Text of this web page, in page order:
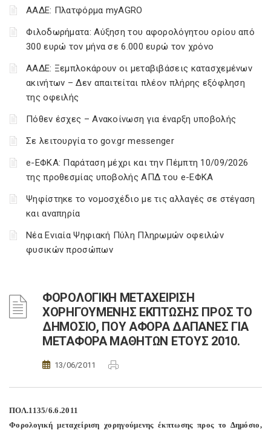
ΑΑΔΕ: Πλατφόρμα myAGRO
Φιλοδωρήματα: Αύξηση του αφορολόγητου ορίου από
300 ευρώ τον μήνα σε 6.000 ευρώ τον χρόνο
ΑΑΔΕ: Ξεμπλοκάρουν οι μεταβιβάσεις κατασχεμένων
ακινήτων – Δεν απαιτείται πλέον πλήρης εξόφληση
της οφειλής
Πόθεν έσχες – Ανακοίνωση για έναρξη υποβολής
Σε λειτουργία το gov.gr messenger
e-ΕΦΚΑ: Παράταση μέχρι και την Πέμπτη 10/09/2026
της προθεσμίας υποβολής ΑΠΔ του e-ΕΦΚΑ
Ψηφίστηκε το νομοσχέδιο με τις αλλαγές σε στέγαση
και αναπηρία
Νέα Ενιαία Ψηφιακή Πύλη Πληρωμών οφειλών
φυσικών προσώπων
ΦΟΡΟΛΟΓΙΚΗ ΜΕΤΑΧΕΙΡΙΣΗ
ΧΟΡΗΓΟΥΜΕΝΗΣ ΕΚΠΤΩΣΗΣ ΠΡΟΣ ΤΟ
ΔΗΜΟΣΙΟ, ΠΟΥ ΑΦΟΡΑ ΔΑΠΑΝΕΣ ΓΙΑ
ΜΕΤΑΦΟΡΑ ΜΑΘΗΤΩΝ ΕΤΟΥΣ 2010.
13/06/2011
ΠΟΛ.1135/6.6.2011
Φορολογική μεταχείριση χορηγούμενης έκπτωσης προς το Δημόσιο,